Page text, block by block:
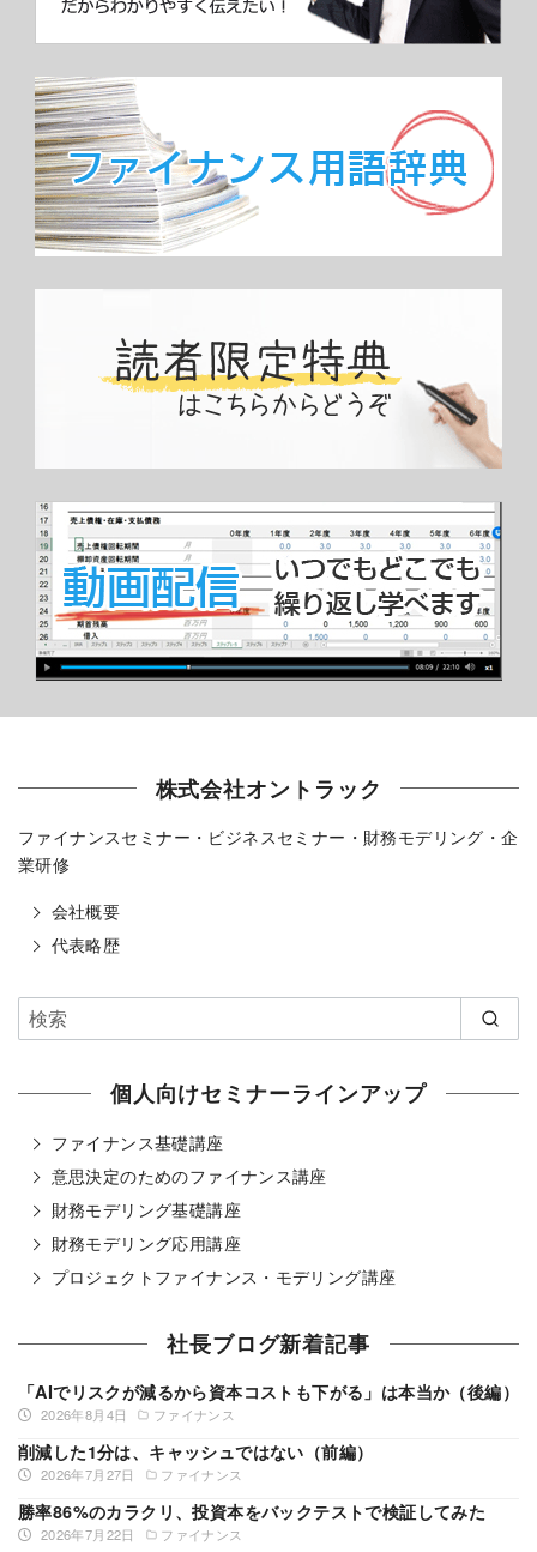
株式会社オントラック
ファイナンスセミナー・ビジネスセミナー・財務モデリング・企
業研修
会社概要
代表略歴
個人向けセミナーラインアップ
ファイナンス基礎講座
意思決定のためのファイナンス講座
財務モデリング基礎講座
財務モデリング応用講座
プロジェクトファイナンス・モデリング講座
社長ブログ新着記事
2026年8月4日 ファイナンス
「AIでリスクが減るから資本コストも下がる」は本当か（後編）
2026年7月27日 ファイナンス
削減した1分は、キャッシュではない（前編）
2026年7月22日 ファイナンス
勝率86%のカラクリ、投資本をバックテストで検証してみた